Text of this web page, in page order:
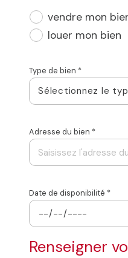
immobilière offerte et
donner une vision
positionner votre bien
qualifiés et de favoriser
conditions.
Cester Immobilier
en évaluation
d’appel d’Agen,
contextes plus
valeur d’un bien.
vendre mon
louer mon bien
Type de bien *
Sélectionnez le
Adresse du bien *
Date de disponibilité *
Renseigner